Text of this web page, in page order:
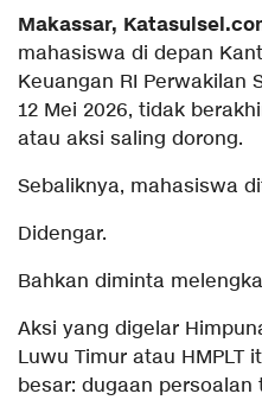
Makassar,
mahasiswa di depan
Keuangan RI Perwakilan
12 Mei 2026, tidak
atau aksi saling dorong.
Sebaliknya, mahasiswa
Didengar.
Bahkan diminta
Aksi yang digelar
Luwu Timur atau HMPLT
besar: dugaan